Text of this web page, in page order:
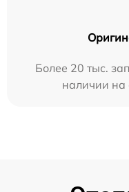
Более 20 тыс.
наличии на